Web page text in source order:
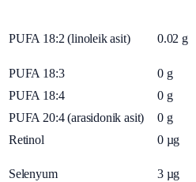
PUFA 18:2 (linoleik asit) 0.02 g
PUFA 18:3 0 g
PUFA 18:4
0 g
PUFA 20:4 (arasidonik asit)
0 g
Retinol
0 µg
Selenyum 3 µg